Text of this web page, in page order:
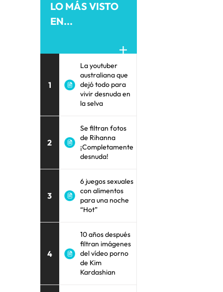
LO MÁS VISTO
EN...
1
La youtuber
australiana que
dejó todo para
vivir desnuda en
la selva
2
Se filtran fotos
de Rihanna
¡Completamente
desnuda!
3
6 juegos sexuales
con alimentos
para una noche
“Hot”
4
10 años después
filtran imágenes
del vídeo porno
de Kim
Kardashian